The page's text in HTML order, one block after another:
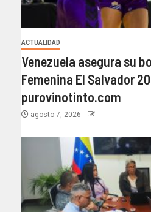
ACTUALIDAD
Venezuela asegura su
Femenina El Salvador
purovinotinto.com
agosto 7, 2026